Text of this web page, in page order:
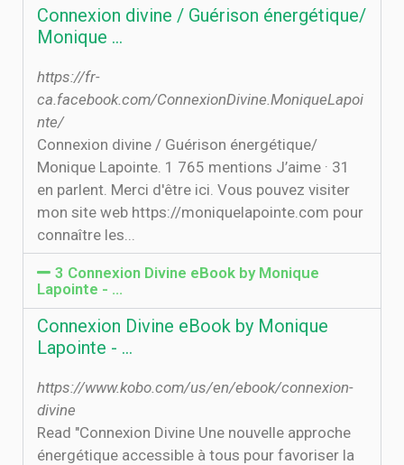
Connexion divine / Guérison énergétique/
Monique …
https://fr-
ca.facebook.com/ConnexionDivine.MoniqueLapoi
nte/
Connexion divine / Guérison énergétique/
Monique Lapointe. 1 765 mentions J’aime · 31
en parlent. Merci d'être ici. Vous pouvez visiter
mon site web https://moniquelapointe.com pour
connaître les...
3 Connexion Divine eBook by Monique
Lapointe - …
Connexion Divine eBook by Monique
Lapointe - …
https://www.kobo.com/us/en/ebook/connexion-
divine
Read "Connexion Divine Une nouvelle approche
énergétique accessible à tous pour favoriser la